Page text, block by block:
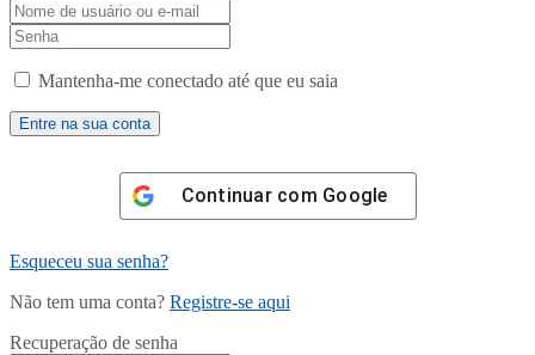
Mantenha-me conectado até que eu saia
Continuar com Google
Esqueceu sua senha?
Não tem uma conta? Registre-se aqui
Recuperação de senha